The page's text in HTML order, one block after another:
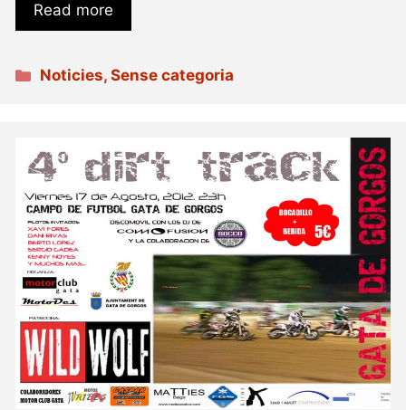
Read more
Categories
Noticies,Sense categoria